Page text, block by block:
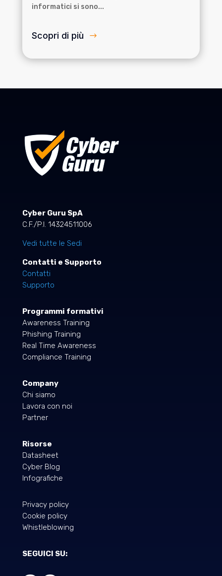
informatici si sono...
Scopri di più
Cyber Guru SpA
C.F./P.I. 14324511006
Vedi tutte le Sedi
Contatti e Supporto
Contatti
Supporto
Programmi formativi
Awareness Training
Phishing Training
Real Time Awareness
Compliance Training
Company
Chi siamo
Lavora con noi
Partner
Risorse
Datasheet
Cyber Blog
Infografiche
Privacy policy
Cookie policy
Whistleblowing
SEGUICI SU: